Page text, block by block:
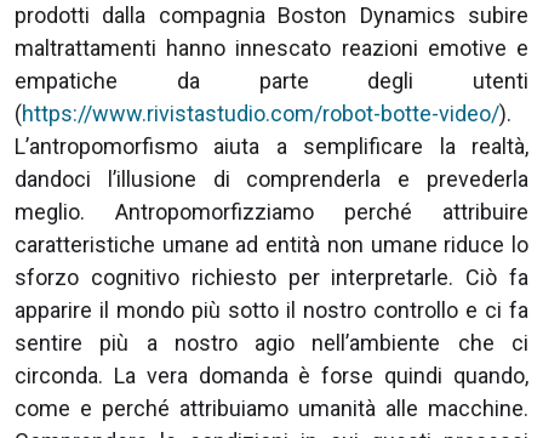
prodotti dalla compagnia Boston Dynamics subire
maltrattamenti hanno innescato reazioni emotive e
empatiche da parte degli utenti
(https://www.rivistastudio.com/robot-botte-video/).
L’antropomorfismo aiuta a semplificare la realtà,
dandoci l’illusione di comprenderla e prevederla
meglio. Antropomorfizziamo perché attribuire
caratteristiche umane ad entità non umane riduce lo
sforzo cognitivo richiesto per interpretarle. Ciò fa
apparire il mondo più sotto il nostro controllo e ci fa
sentire più a nostro agio nell’ambiente che ci
circonda. La vera domanda è forse quindi quando,
come e perché attribuiamo umanità alle macchine.